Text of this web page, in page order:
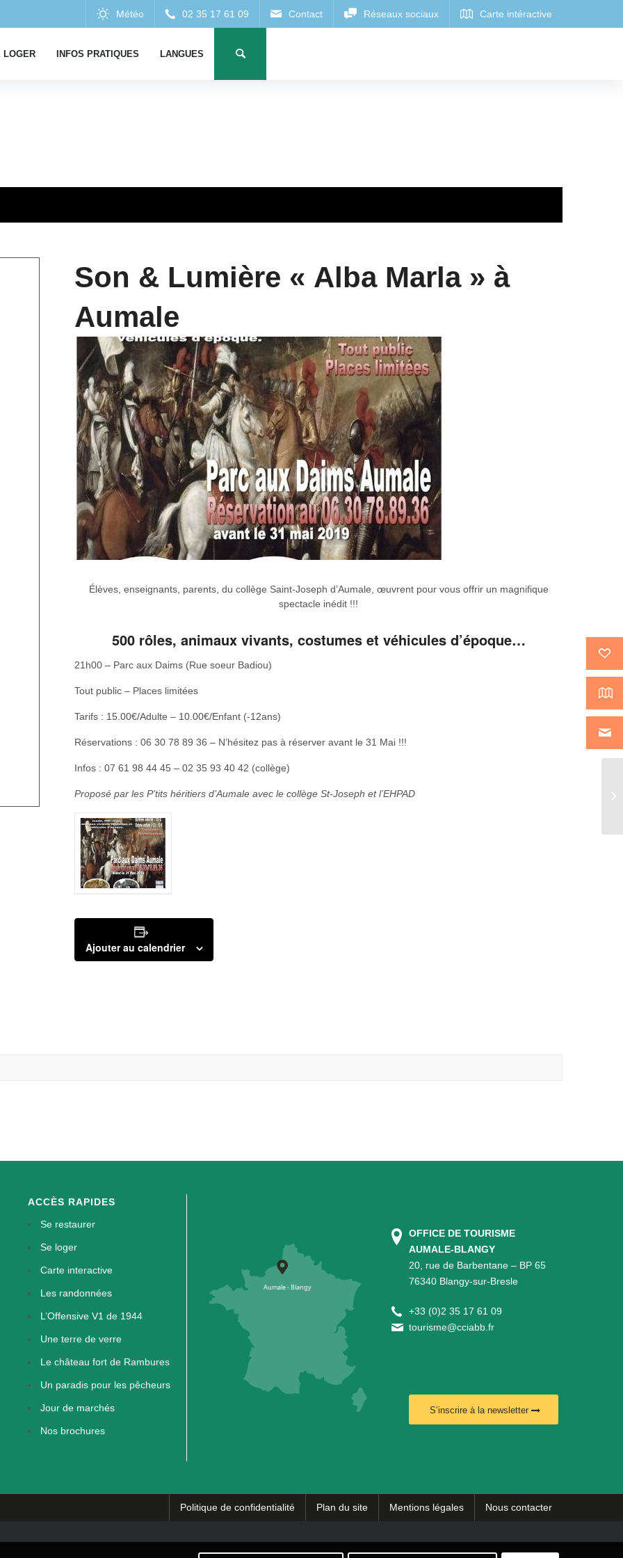
LOGER INFOS PRATIQUES LANGUES
Son & Lumière « Alba Marla » à
Aumale
Élèves, enseignants, parents, du collège Saint-Joseph d’Aumale, œuvrent pour vous offrir un magnifique
spectacle inédit !!!
500 rôles, animaux vivants, costumes et véhicules d’époque…
21h00 – Parc aux Daims (Rue soeur Badiou)
Tout public – Places limitées
Tarifs : 15.00€/Adulte – 10.00€/Enfant (-12ans)
Réservations : 06 30 78 89 36 – N’hésitez pas à réserver avant le 31 Mai !!!
Infos : 07 61 98 44 45 – 02 35 93 40 42 (collège)
Proposé par les P’tits héritiers d’Aumale avec le collège St-Joseph et l’EHPAD
Ajouter au calendrier
ACCÈS RAPIDES
Se restaurer
Se loger
Carte interactive
Les randonnées
L’Offensive V1 de 1944
Une terre de verre
Le château fort de Rambures
Un paradis pour les pêcheurs
Jour de marchés
Nos brochures
OFFICE DE TOURISME
AUMALE-BLANGY
20, rue de Barbentane – BP 65
76340 Blangy-sur-Bresle
+33 (0)2 35 17 61 09
tourisme@cciabb.fr
S’inscrire à la newsletter
Politique de confidentialité Plan du site Mentions légales Nous contacter